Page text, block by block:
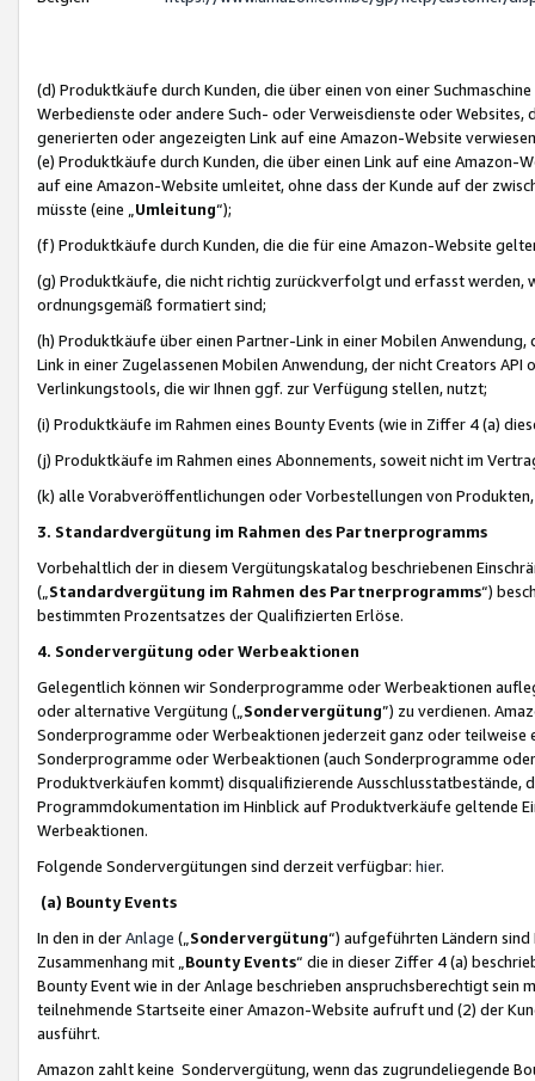
(d) Produktkäufe durch Kunden, die über einen von einer
Werbedienste oder andere Such- oder Verweisdienste oder Websites,
generierten oder angezeigten Link auf eine Amazon-Website
(e) Produktkäufe durch Kunden, die über einen Link auf eine
auf eine Amazon-Website umleitet, ohne dass der Kunde auf der
müsste (eine „ Umleitung“);
(f) Produktkäufe durch Kunden, die die für eine Amazon-Website
(g) Produktkäufe, die nicht richtig zurückverfolgt und erfasst werden,
ordnungsgemäß formatiert sind;
(h) Produktkäufe über einen Partner-Link in einer Mobilen
Link in einer Zugelassenen Mobilen Anwendung, der nicht Creators
Verlinkungstools, die wir Ihnen ggf. zur Verfügung stellen, nutzt;
(i) Produktkäufe im Rahmen eines Bounty Events (wie in Ziffer 4 (a)
(j) Produktkäufe im Rahmen eines Abonnements, soweit nicht im
(k) alle Vorabveröffentlichungen oder Vorbestellungen von
3. Standardvergütung im Rahmen des Partnerprogramms
Vorbehaltlich der in diesem Vergütungskatalog beschriebenen
(„ Standardvergütung im Rahmen des Partnerprogramms“)
bestimmten Prozentsatzes der Qualifizierten Erlöse.
4. Sondervergütung oder Werbeaktionen
Gelegentlich können wir Sonderprogramme oder Werbeaktionen
oder alternative Vergütung („ Sondervergütung”) zu verdienen.
Sonderprogramme oder Werbeaktionen jederzeit ganz oder
Sonderprogramme oder Werbeaktionen (auch Sonderprogramme
Produktverkäufen kommt) disqualifizierende Ausschlusstatbestände,
Programmdokumentation im Hinblick auf Produktverkäufe geltende
Werbeaktionen.
Folgende Sondervergütungen sind derzeit verfügbar: hier.
(a) Bounty Events
In den in derAnlage („ Sondervergütung“) aufgeführten Ländern
Zusammenhang mit „ Bounty Events“ die in dieser Ziffer 4 (a)
Bounty Event wie in der Anlage beschrieben anspruchsberechtigt sein
teilnehmende Startseite einer Amazon-Website aufruft und (2) der
ausführt.
Amazon zahlt keine Sondervergütung, wenn das zugrundeliegende